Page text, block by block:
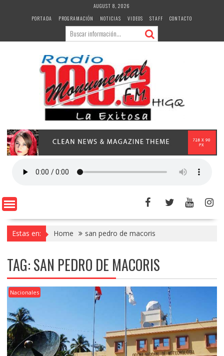
AUGUST 8, 2026
PORTADA
PROGRAMACIÓN NOTICIAS VIDEOS STAFF CONTACTO
Estas en: Home san pedro de macoris
TAG:SAN PEDRO DE MACORIS
Nacionales